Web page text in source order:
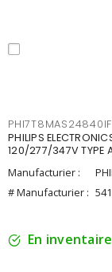
PHI7T8MAS24840IF
PHILIPS
120/277/347V TYPE
Manufacturier :
# Manufacturier :
En inventaire